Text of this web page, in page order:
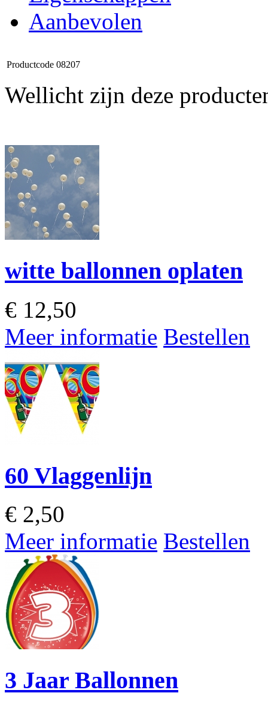
Aanbevolen
Productcode 08207
Wellicht zijn deze
witte ballonnen oplaten
€ 12,50
Meer informatie Bestellen
60 Vlaggenlijn
€ 2,50
Meer informatie Bestellen
3 Jaar Ballonnen